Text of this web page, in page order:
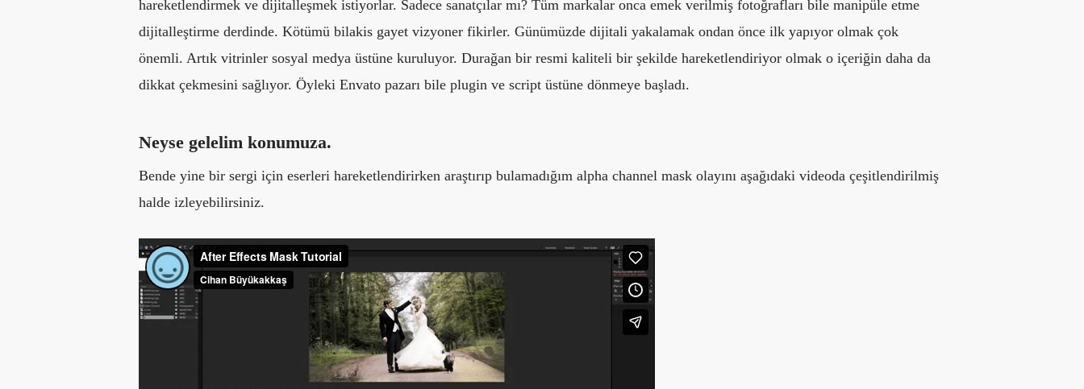
hareketlendirmek ve dijitalleşmek istiyorlar. Sadece sanatçılar mı? Tüm markalar onca emek verilmiş fotoğrafları bile manipüle etme
dijitalleştirme derdinde. Kötümü bilakis gayet vizyoner fikirler. Günümüzde dijitali yakalamak ondan önce ilk yapıyor olmak çok
önemli. Artık vitrinler sosyal medya üstüne kuruluyor. Durağan bir resmi kaliteli bir şekilde hareketlendiriyor olmak o içeriğin daha da
dikkat çekmesini sağlıyor. Öyleki Envato pazarı bile plugin ve script üstüne dönmeye başladı.
Neyse gelelim konumuza.
Bende yine bir sergi için eserleri hareketlendirirken araştırıp bulamadığım alpha channel mask olayını aşağıdaki videoda çeşitlendirilmiş
halde izleyebilirsiniz.